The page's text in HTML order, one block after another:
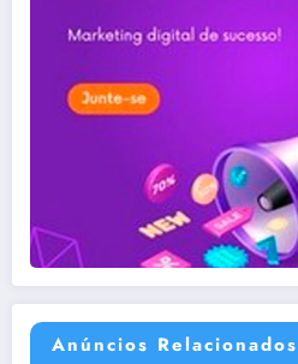
Anúncios Relacionados